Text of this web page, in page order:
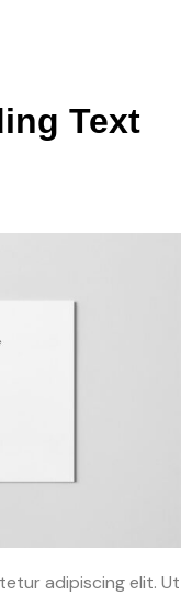
Text
adipiscing elit. Ut